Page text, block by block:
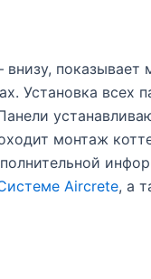
показывает
Установка всех
монтаж
Aircrete, а